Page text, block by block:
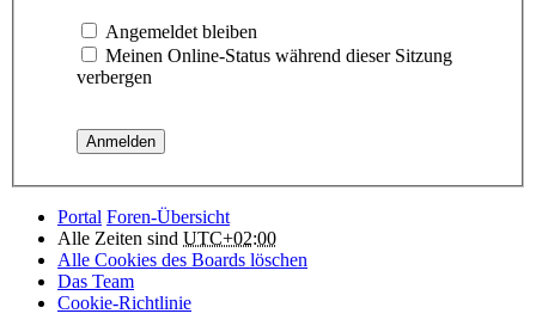
Angemeldet bleiben
Meinen Online-Status während dieser Sitzung
verbergen
Portal Foren-Übersicht
Alle Zeiten sind UTC+02:00
Alle Cookies des Boards löschen
Das Team
Cookie-Richtlinie